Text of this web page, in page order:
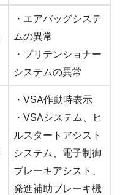
・エアバッグシステ
ムの異常
・プリテンショナー
システムの異常
・VSA作動時表示
・VSAシステム、ヒ
ルスタートアシスト
システム、電子制御
ブレーキアシスト、
発進補助ブレーキ機